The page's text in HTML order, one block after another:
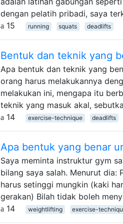
dengan pelatih pribadi, saya
15
running squats deadlifts
Bentuk dan teknik yang
Apa bentuk dan teknik yang
orang harus melakukannya
melakukan ini, mengapa itu
teknik yang masuk akal,
14
exercise-technique deadlifts
Apa bentuk yang benar
Saya meminta instruktur gym
bilang saya salah. Menurut
harus setinggi mungkin (kaki
gerakan) Bilah tidak boleh
14
weightlifting exercise-